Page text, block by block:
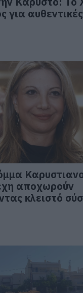
για
αποχωρούν
κλειστό